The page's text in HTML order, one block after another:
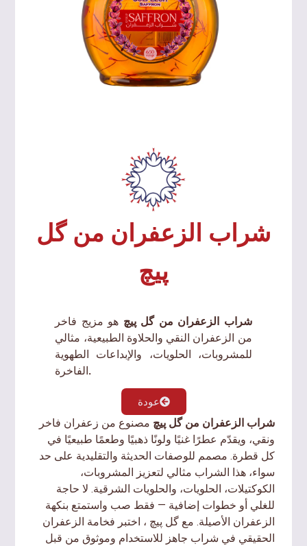
شراب الزعفران من گل
پیچ
شراب الزعفران من گل پیچ هو مزيج فاخر
من الزعفران النقي والحلاوة الطبيعية، مثالي
للمشروبات، الحلويات، والإبداعات الطهوية
الفاخرة.
عودة
شراب الزعفران من گل پیچ مصنوع من زعفران فاخر
ونقي، ويقدّم عطرًا غنيًا ولونًا ذهبيًا وطعمًا طبيعيًا في
كل قطرة. مصمم للوصفات الحديثة والتقليدية على حد
سواء، هذا الشراب مثالي لتعزيز المشروبات،
الكوكتيلات، الحلويات، والحلويات الشرقية. لا حاجة
للغلي أو خطوات إضافية — فقط صب واستمتع بنكهة
الزعفران الأصيلة. مع گل پیچ ، اختبر فخامة الزعفران
الحقيقي في شراب جاهز للاستخدام وموثوق من قبل